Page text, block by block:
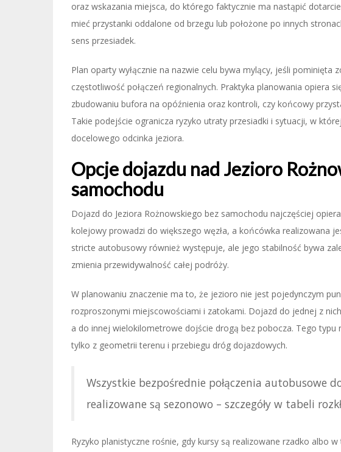
oraz wskazania miejsca, do którego faktycznie ma nastąpić
mieć przystanki oddalone od brzegu lub położone po innych
sens przesiadek.
Plan oparty wyłącznie na nazwie celu bywa mylący, jeśli pominięta
częstotliwość połączeń regionalnych. Praktyka planowania opiera
zbudowaniu bufora na opóźnienia oraz kontroli, czy końcowy
Takie podejście ogranicza ryzyko utraty przesiadki i sytuacji, w
docelowego odcinka jeziora.
Opcje dojazdu nad Jezioro
samochodu
Dojazd do Jeziora Rożnowskiego bez samochodu najczęściej
kolejowy prowadzi do większego węzła, a końcówka realizowana
stricte autobusowy również występuje, ale jego stabilność bywa
zmienia przewidywalność całej podróży.
W planowaniu znaczenie ma to, że jezioro nie jest pojedynczym
rozproszonymi miejscowościami i zatokami. Dojazd do jednej z
a do innej wielokilometrowe dojście drogą bez pobocza. Tego typu
tylko z geometrii terenu i przebiegu dróg dojazdowych.
Wszystkie bezpośrednie połączenia autobusowe
realizowane są sezonowo – szczegóły w tabeli
Ryzyko planistyczne rośnie, gdy kursy są realizowane rzadko albo